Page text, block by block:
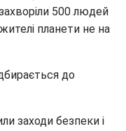
500 людей
планети не на
до
заходи безпеки і